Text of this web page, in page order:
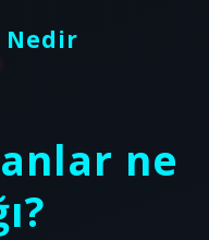
Nedir
ne